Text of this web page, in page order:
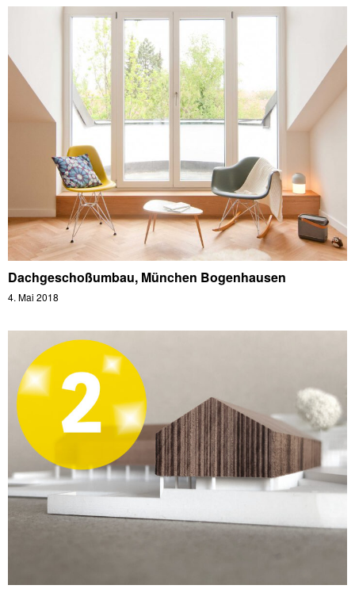
Dachgeschoßumbau, München Bogenhausen
4. Mai 2018